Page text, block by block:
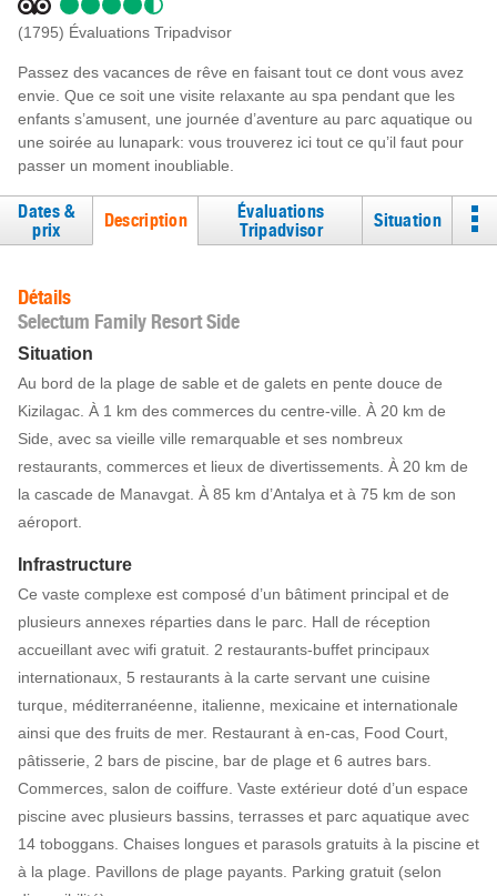
(1795) Évaluations Tripadvisor
Passez des vacances de rêve en faisant tout ce dont vous avez
envie. Que ce soit une visite relaxante au spa pendant que les
enfants s’amusent, une journée d’aventure au parc aquatique ou
une soirée au lunapark: vous trouverez ici tout ce qu’il faut pour
passer un moment inoubliable.
Dates &
prix
Description
Évaluations
Tripadvisor
Situation
Détails
Selectum Family Resort Side
Situation
Au bord de la plage de sable et de galets en pente douce de
Kizilagac. À 1 km des commerces du centre-ville. À 20 km de
Side, avec sa vieille ville remarquable et ses nombreux
restaurants, commerces et lieux de divertissements. À 20 km de
la cascade de Manavgat. À 85 km d’Antalya et à 75 km de son
aéroport.
Infrastructure
Ce vaste complexe est composé d’un bâtiment principal et de
plusieurs annexes réparties dans le parc. Hall de réception
accueillant avec wifi gratuit. 2 restaurants-buffet principaux
internationaux, 5 restaurants à la carte servant une cuisine
turque, méditerranéenne, italienne, mexicaine et internationale
ainsi que des fruits de mer. Restaurant à en-cas, Food Court,
pâtisserie, 2 bars de piscine, bar de plage et 6 autres bars.
Commerces, salon de coiffure. Vaste extérieur doté d’un espace
piscine avec plusieurs bassins, terrasses et parc aquatique avec
14 toboggans. Chaises longues et parasols gratuits à la piscine et
à la plage. Pavillons de plage payants. Parking gratuit (selon